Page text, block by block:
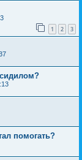
1 2 3
помогать?